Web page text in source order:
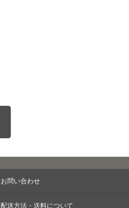
お問い合わせ
配送方法・送料について